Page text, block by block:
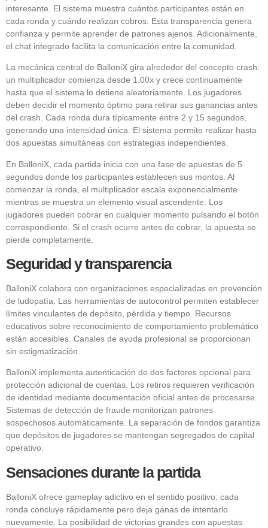
interesante. El sistema muestra cuántos participantes están en
cada ronda y cuándo realizan cobros. Esta transparencia genera
confianza y permite aprender de patrones ajenos. Adicionalmente,
el chat integrado facilita la comunicación entre la comunidad.
La mecánica central de BalloniX gira alrededor del concepto crash:
un multiplicador comienza desde 1.00x y crece continuamente
hasta que el sistema lo detiene aleatoriamente. Los jugadores
deben decidir el momento óptimo para retirar sus ganancias antes
del crash. Cada ronda dura típicamente entre 2 y 15 segundos,
generando una intensidad única. El sistema permite realizar hasta
dos apuestas simultáneas con estrategias independientes.
En BalloniX, cada partida inicia con una fase de apuestas de 5
segundos donde los participantes establecen sus montos. Al
comenzar la ronda, el multiplicador escala exponencialmente
mientras se muestra un elemento visual ascendente. Los
jugadores pueden cobrar en cualquier momento pulsando el botón
correspondiente. Si el crash ocurre antes de cobrar, la apuesta se
pierde completamente.
Seguridad y transparencia
BalloniX colabora con organizaciones especializadas en prevención
de ludopatía. Las herramientas de autocontrol permiten establecer
límites vinculantes de depósito, pérdida y tiempo. Recursos
educativos sobre reconocimiento de comportamiento problemático
están accesibles. Canales de ayuda profesional se proporcionan
sin estigmatización.
BalloniX implementa autenticación de dos factores opcional para
protección adicional de cuentas. Los retiros requieren verificación
de identidad mediante documentación oficial antes de procesarse.
Sistemas de detección de fraude monitorizan patrones
sospechosos automáticamente. La separación de fondos garantiza
que depósitos de jugadores se mantengan segregados de capital
operativo.
Sensaciones durante la partida
BalloniX ofrece gameplay adictivo en el sentido positivo: cada
ronda concluye rápidamente pero deja ganas de intentarlo
nuevamente. La posibilidad de victorias grandes con apuestas